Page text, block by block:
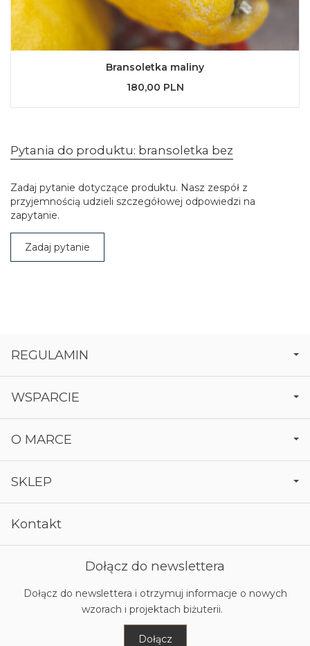
Bransoletka maliny
180,00 PLN
Pytania do produktu: bransoletka bez
Zadaj pytanie dotyczące produktu. Nasz zespół z
przyjemnością udzieli szczegółowej odpowiedzi na
zapytanie.
Zadaj pytanie
REGULAMIN
WSPARCIE
O MARCE
SKLEP
Kontakt
Dołącz do newslettera
Dołącz do newslettera i otrzymuj informacje o nowych
wzorach i projektach biżuterii.
Dołącz